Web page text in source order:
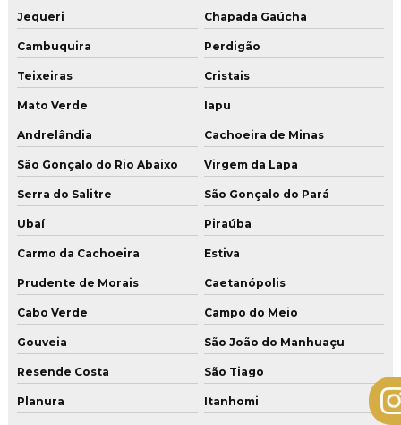
Jequeri Chapada Gaúcha
Cambuquira Perdigão
Teixeiras Cristais
Mato Verde Iapu
Andrelândia Cachoeira de Minas
São Gonçalo do Rio Abaixo Virgem da Lapa
Serra do Salitre São Gonçalo do Pará
Ubaí Piraúba
Carmo da Cachoeira Estiva
Prudente de Morais Caetanópolis
Cabo Verde Campo do Meio
Gouveia São João do Manhuaçu
Resende Costa São Tiago
Planura Itanhomi